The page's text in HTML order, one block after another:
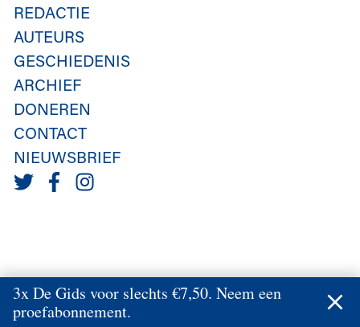
REDACTIE
AUTEURS
GESCHIEDENIS
ARCHIEF
DONEREN
CONTACT
NIEUWSBRIEF
3x De Gids voor slechts €7,50. Neem een
proefabonnement.